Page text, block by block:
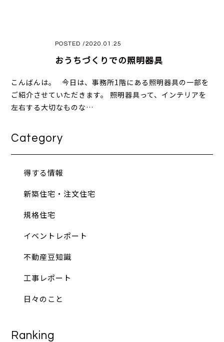
POSTED /2020.01.25
おうちづくりでの照明器具
こんばんは。 今日は、事務所1階にある照明器具の一部を
ご紹介させていただきます。 照明器具って、インテリアを
左右する大切なものな…
Category
得する情報
新築住宅・注文住宅
規格住宅
イベントレポート
不動産豆知識
工事レポート
日々のこと
Ranking